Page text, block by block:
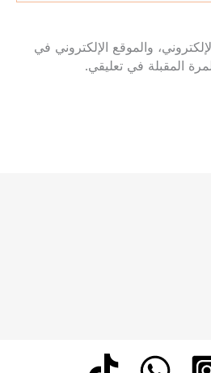
والموقع الإلكتروني في
المقبلة في تعليقي.